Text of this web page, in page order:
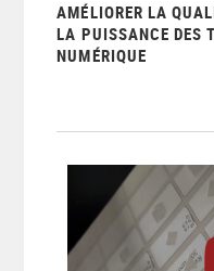
AMÉLIORER LA
LA PUISSANCE DES
NUMÉRIQUE